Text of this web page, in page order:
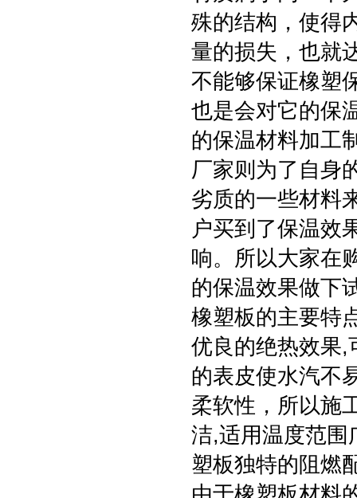
殊的结构，使得
量的损失，也就
不能够保证橡塑
也是会对它的保
的保温材料加工
厂家则为了自身
劣质的一些材料
户买到了保温效
响。所以大家在
的保温效果做下
橡塑板的主要特
优良的绝热效果,
的表皮使水汽不
柔软性，所以施
洁,适用温度范
塑板独特的阻燃